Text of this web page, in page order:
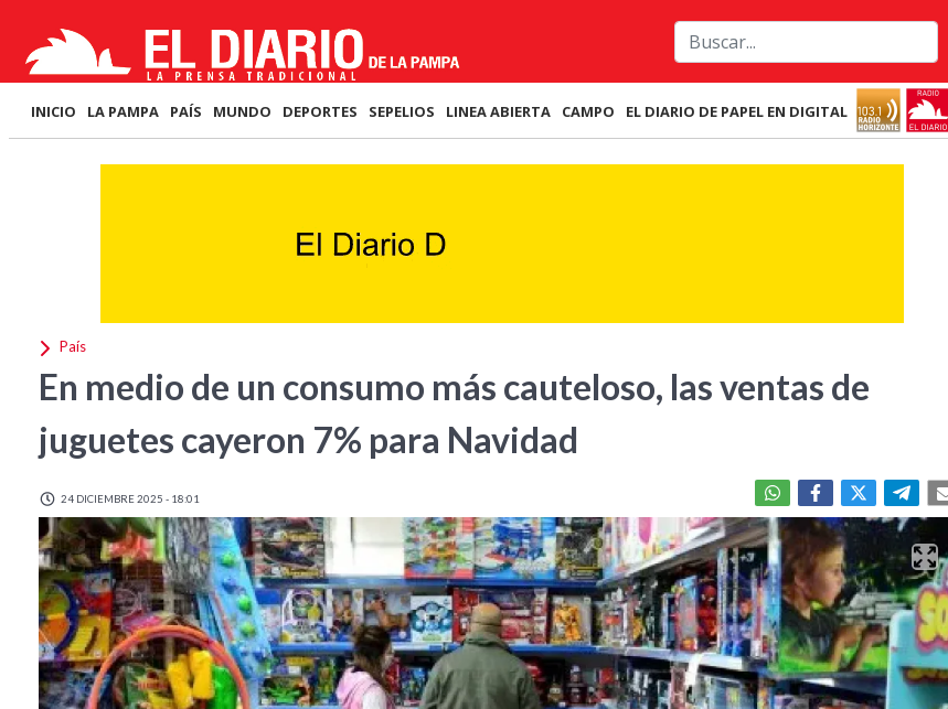
INICIO LA PAMPA PAÍS MUNDO DEPORTES SEPELIOS LINEA ABIERTA CAMPO EL DIARIO DE PAPEL EN DIGITAL
País
En medio de un consumo más cauteloso, las ventas de
juguetes cayeron 7% para Navidad
24 DICIEMBRE 2025 - 18:01